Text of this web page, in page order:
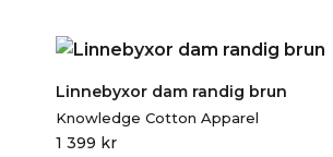
Linnebyxor dam randig brun
Knowledge Cotton Apparel
1 399 kr